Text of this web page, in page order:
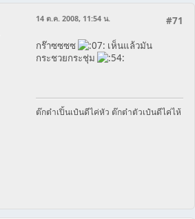
#71
14 ต.ค. 2008, 11:54 น.
กร๊าซซซซ
เห็นแล้วมัน
กระชวยกระชุ่ม
ต๊กต๋าเปิ้นเป๋นดีไค่หัว ต๊กต๋าตัวเป๋นดีไค่ไห้